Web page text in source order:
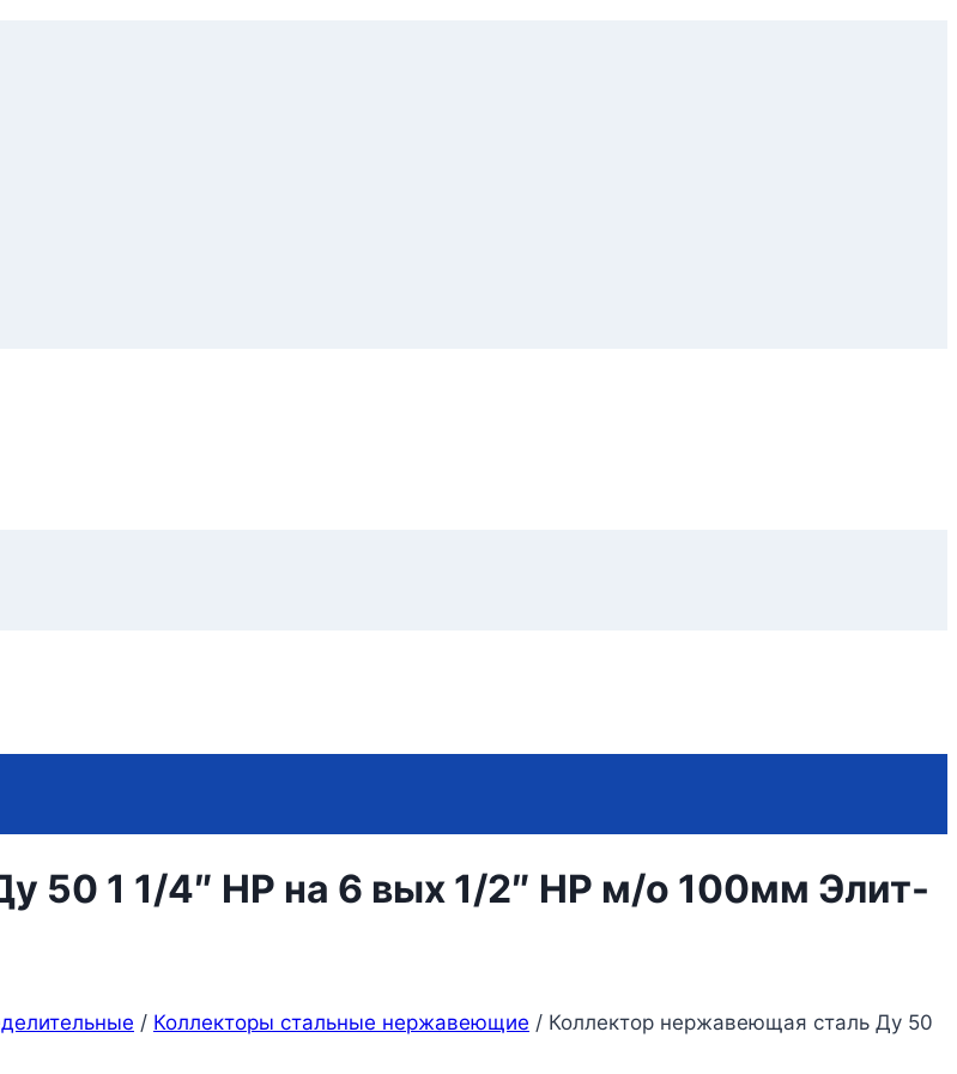
50 1 1/4″ НР на 6 вых 1/2″ НР м/о 100мм Элит-
/ Коллекторы стальные нержавеющие / Коллектор нержавеющая сталь Ду 50